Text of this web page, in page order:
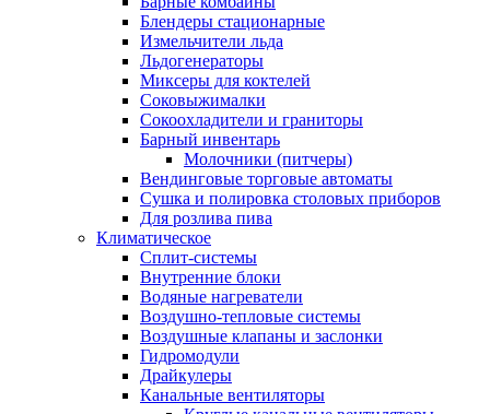
Блендеры стационарные
Измельчители льда
Льдогенераторы
Миксеры для коктелей
Соковыжималки
Сокоохладители и граниторы
Барный инвентарь
Молочники (питчеры)
Вендинговые торговые автоматы
Сушка и полировка столовых приборов
Для розлива пива
Климатическое
Сплит-системы
Внутренние блоки
Водяные нагреватели
Воздушно-тепловые системы
Воздушные клапаны и заслонки
Гидромодули
Драйкулеры
Канальные вентиляторы